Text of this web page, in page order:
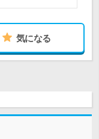
気になる